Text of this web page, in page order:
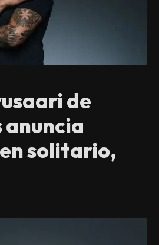
de
solitario,